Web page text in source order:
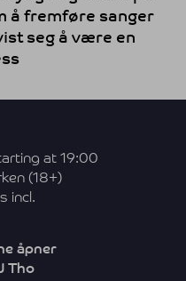
å fremføre sanger
seg å være en
at 19:00
(18+)
incl.
åpner
Tho